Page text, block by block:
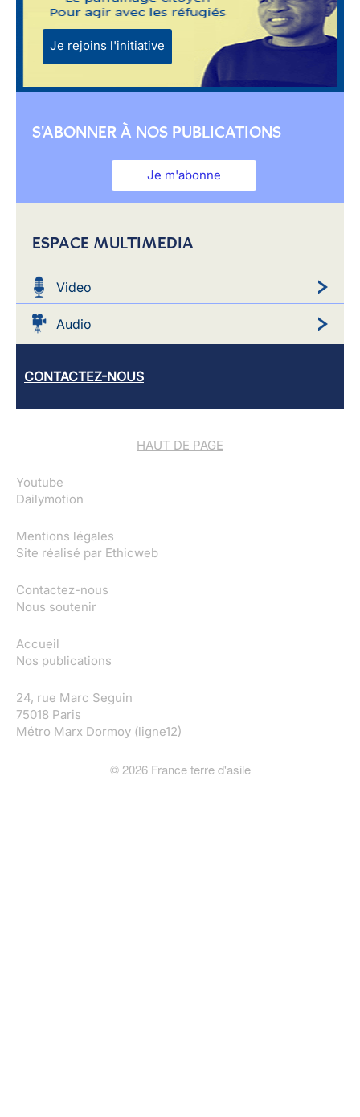
Je rejoins l'initiative
S'ABONNER À NOS PUBLICATIONS
Je m'abonne
ESPACE MULTIMEDIA
Video
Audio
CONTACTEZ-NOUS
HAUT DE PAGE
Youtube
Dailymotion
Mentions légales
Site réalisé par Ethicweb
Contactez-nous
Nous soutenir
Accueil
Nos publications
24, rue Marc Seguin
75018 Paris
Métro Marx Dormoy (ligne12)
© 2026France terre d'asile